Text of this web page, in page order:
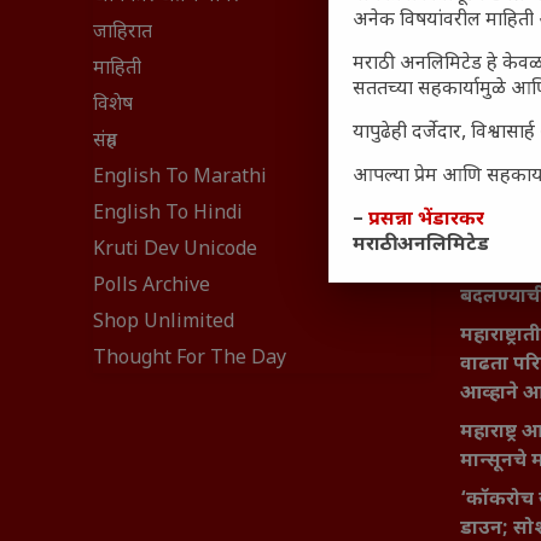
जाहिरात
माहिती
विशेष
संग्रह
English To Marathi
English To Hindi
Kruti Dev Unicode
Polls Archive
Shop Unlimited
Thought For The Day
घरी
आजच्या
वैभवशाली
₹370 ची
नेमकं काय
वाढता
आव्हाने
मान्सूनचे
‘कॉकरोच
डाउन;
अनेक विषयांवरील
मराठी अनलिमिटेड हे
सततच्या सहकार्यामुळे
यापुढेही दर्जेदार,
आपल्या प्रेम आणि
– प्रसन्ना भेंडारकर
मराठी अनलिमिटेड